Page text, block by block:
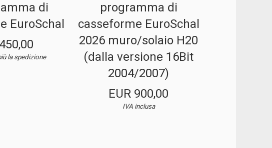
di
EuroSchal
la spedizione
programma di
casseforme EuroSchal
2026 muro/solaio H20
(dalla versione 16Bit
2004/2007)
EUR 900,00
IVA inclusa